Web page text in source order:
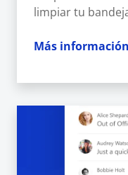
limpiar tu
Más